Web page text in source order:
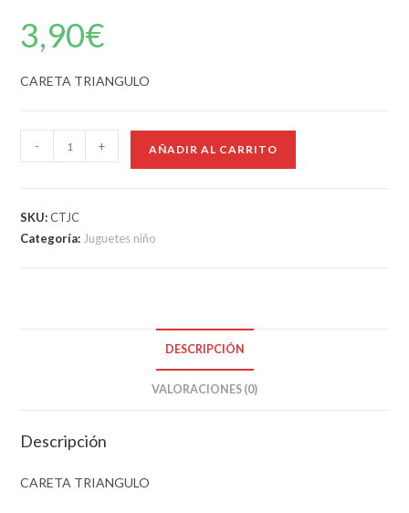
3,90€
CARETA TRIANGULO
- + AÑADIR AL CARRITO
SKU:CTJC
Categoría: Juguetes niño
DESCRIPCIÓN
VALORACIONES (0)
Descripción
CARETA TRIANGULO